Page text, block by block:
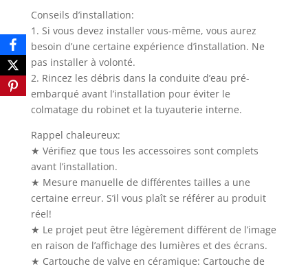
Conseils d’installation:
1. Si vous devez installer vous-même, vous aurez
besoin d’une certaine expérience d’installation. Ne
pas installer à volonté.
2. Rincez les débris dans la conduite d’eau pré-
embarqué avant l’installation pour éviter le
colmatage du robinet et la tuyauterie interne.
Rappel chaleureux:
★ Vérifiez que tous les accessoires sont complets
avant l’installation.
★ Mesure manuelle de différentes tailles a une
certaine erreur. S’il vous plaît se référer au produit
réel!
★ Le projet peut être légèrement différent de l’image
en raison de l’affichage des lumières et des écrans.
★ Cartouche de valve en céramique: Cartouche de